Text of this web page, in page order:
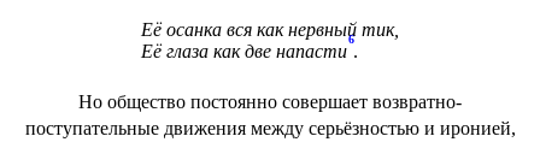
Её осанка вся как нервный тик,
Её глаза как две напасти
6
.
Но общество постоянно совершает возвратно-
поступательные движения между серьёзностью и иронией,